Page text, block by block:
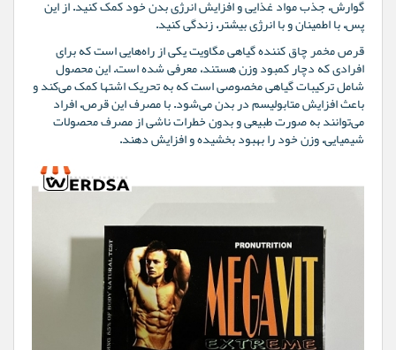
گوارش، جذب مواد غذایی و افزایش انرژی بدن خود کمک کنید. از این
پس، با اطمینان و با انرژی بیشتر، زندگی کنید.
قرص مخمر چاق کننده گیاهی مگاویت یکی از راه‌هایی است که برای
افرادی که دچار کمبود وزن هستند، معرفی شده است. این محصول
شامل ترکیبات گیاهی مخصوصی است که به تحریک اشتها کمک می‌کند و
باعث افزایش متابولیسم در بدن می‌شود. با مصرف این قرص، افراد
می‌توانند به صورت طبیعی و بدون خطرات ناشی از مصرف محصولات
شیمیایی، وزن خود را بهبود بخشیده و افزایش دهند.